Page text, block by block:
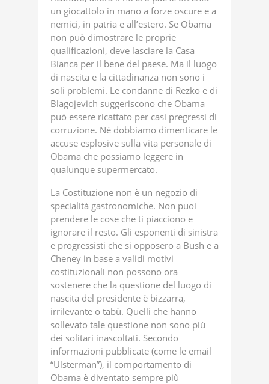
un giocattolo in mano a forze oscure e a
nemici, in patria e all’estero. Se Obama
non può dimostrare le proprie
qualificazioni, deve lasciare la Casa
Bianca per il bene del paese. Ma il luogo
di nascita e la cittadinanza non sono i
soli problemi. Le condanne di Rezko e di
Blagojevich suggeriscono che Obama
può essere ricattato per casi pregressi di
corruzione. Né dobbiamo dimenticare le
accuse esplosive sulla vita personale di
Obama che possiamo leggere in
qualunque supermercato.
La Costituzione non è un negozio di
specialità gastronomiche. Non puoi
prendere le cose che ti piacciono e
ignorare il resto. Gli esponenti di sinistra
e progressisti che si opposero a Bush e a
Cheney in base a validi motivi
costituzionali non possono ora
sostenere che la questione del luogo di
nascita del presidente è bizzarra,
irrilevante o tabù. Quelli che hanno
sollevato tale questione non sono più
dei solitari inascoltati. Secondo
informazioni pubblicate (come le email
“Ulsterman”), il comportamento di
Obama è diventato sempre più